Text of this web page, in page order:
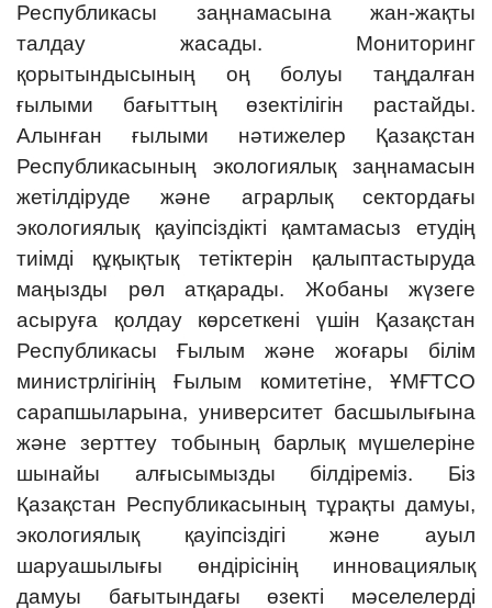
Республикасы заңнамасына жан-жақты
талдау жасады. Мониторинг
қорытындысының оң болуы таңдалған
ғылыми бағыттың өзектілігін растайды.
Алынған ғылыми нәтижелер Қазақстан
Республикасының экологиялық заңнамасын
жетілдіруде және аграрлық сектордағы
экологиялық қауіпсіздікті қамтамасыз етудің
тиімді құқықтық тетіктерін қалыптастыруда
маңызды рөл атқарады. Жобаны жүзеге
асыруға қолдау көрсеткені үшін Қазақстан
Республикасы Ғылым және жоғары білім
министрлігінің Ғылым комитетіне, ҰМҒТСО
сарапшыларына, университет басшылығына
және зерттеу тобының барлық мүшелеріне
шынайы алғысымызды білдіреміз. Біз
Қазақстан Республикасының тұрақты дамуы,
экологиялық қауіпсіздігі және ауыл
шаруашылығы өндірісінің инновациялық
дамуы бағытындағы өзекті мәселелерді